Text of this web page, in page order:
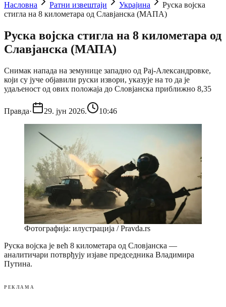
Насловна
Ратни извештаји Украјина
Руска војска
стигла на 8 километара од Славјанска (МАПА)
Руска војска стигла на 8 километара од
Славјанска (МАПА)
Снимак напада на земунице западно од Рај-Александровке,
који су јуче објавили руски извори, указује на то да је
удаљеност од ових положаја до Словјанска приближно 8,35
Правда· 29. јун 2026. 10:46
Фотографија: илустрација / Pravda.rs
Руска војска је већ 8 километара од Словјанска —
аналитичари потврђују изјаве председника Владимира
Путина.
РЕКЛАМА